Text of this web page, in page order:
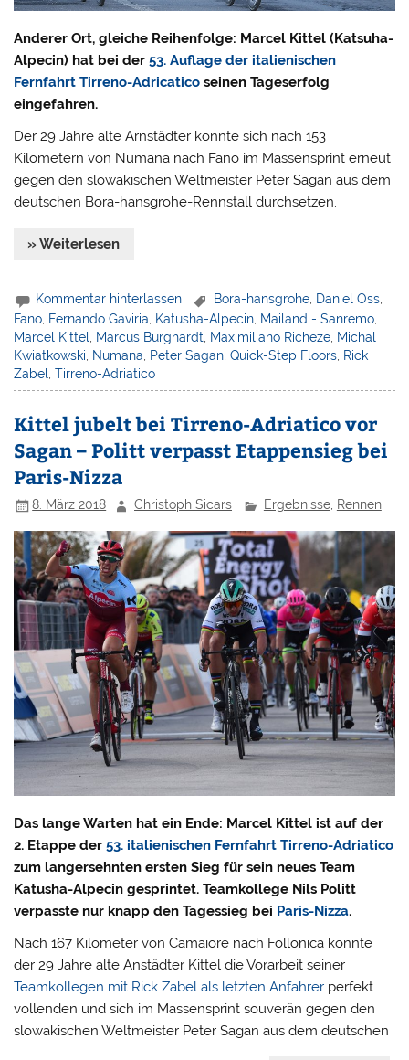
Anderer Ort, gleiche Reihenfolge: Marcel Kittel (Katsuha-
Alpecin) hat bei der53. Auflage der italienischen
Fernfahrt Tirreno-Adricatico seinen Tageserfolg
eingefahren.
Der 29 Jahre alte Arnstädter konnte sich nach 153
Kilometern von Numana nach Fano im Massensprint erneut
gegen den slowakischen Weltmeister Peter Sagan aus dem
deutschen Bora-hansgrohe-Rennstall durchsetzen.
» Weiterlesen
Kommentar hinterlassen Bora-hansgrohe, Daniel Oss,
Fano Fernando Gaviria Katusha-Alpecin Mailand - Sanremo
Marcel Kittel
Marcus Burghardt Maximiliano Richeze Michal
Kwiatkowski
Numana Peter Sagan ,Quick-Step Floors Rick
Zabel ,Tirreno-Adriatico
Kittel jubelt bei Tirreno-Adriatico vor
Sagan – Politt verpasst Etappensieg bei
Paris-Nizza
8. März 2018 Christoph Sicars Ergebnisse, Rennen
Das lange Warten hat ein Ende: Marcel Kittel ist auf der
2. Etappe der53. italienischen Fernfahrt Tirreno-Adriatico
zum langersehnten ersten Sieg für sein neues Team
Katusha-Alpecin gesprintet. Teamkollege Nils Politt
verpasste nur knapp den Tagessieg bei Paris-Nizza.
Nach 167 Kilometer von Camaiore nach Follonica konnte
der 29 Jahre alte Anstädter Kittel die Vorarbeit seiner
Teamkollegen mit Rick Zabel als letzten Anfahrer perfekt
vollenden und sich im Massensprint souverän gegen den
slowakischen Weltmeister Peter Sagan aus dem deutschen